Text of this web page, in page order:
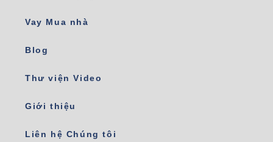
Vay Mua nhà
Blog
Thư viện Video
Giới thiệu
Liên hệ Chúng tôi